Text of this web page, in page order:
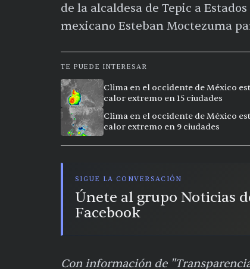
de la alcaldesa de Tepic a
mexicano Esteban Moctezuma
TE PUEDE INTERESAR
Clima en el occidente de México
calor extremo en 15 ciudades
Clima en el occidente de México
calor extremo en 9 ciudades
SIGUE LA CONVERSACIÓN
Únete al grupo Noticias
Facebook
Con información de